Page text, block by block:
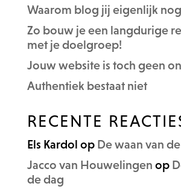
Waarom blog jij eigenlijk
Zo bouw je een langdurige
met je doelgroep!
Jouw website is toch geen
Authentiek bestaat niet
RECENTE
Els Kardol op De waan van
Jacco van Houwelingen op
de dag